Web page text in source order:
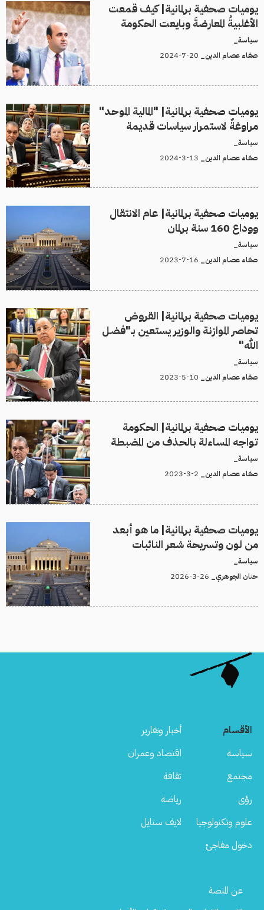
يوميات صحفية برلمانية| كيف قمعت
الأغلبيةُ المعارضةَ وبايعت الحكومة
سياسة_
صفاء عصام الدين_
يوميات صحفية برلمانية| "المالية الموحد"
مراوغةٌ لاستمرار سياسات قديمة
سياسة_
صفاء عصام الدين_
يوميات صحفية برلمانية| عام الانتقال
ووداع 160 سنة برلمان
سياسة_
صفاء عصام الدين_
يوميات صحفية برلمانية| القروض
تحاصر الموازنة والوزير يستعين بـ"فضل
الله"
سياسة_
صفاء عصام الدين_
يوميات صحفية برلمانية| الحكومة
تواجه المساءلة بالحذف من المضبطة
سياسة_
صفاء عصام الدين_
يوميات صحفية برلمانية| ما هو أبعد
من لون وتسريحة شعر النائبات
سياسة_
حنان الجوهري_
الأقسام
أخبار وتقارير
سياسة
اقتصاد وعمران
مجتمع
ثقافة
رؤى
رياضة
علوم وتكنولوجيا
لايف ستايل
دخول مفاجئ
Footer
عن المنصة